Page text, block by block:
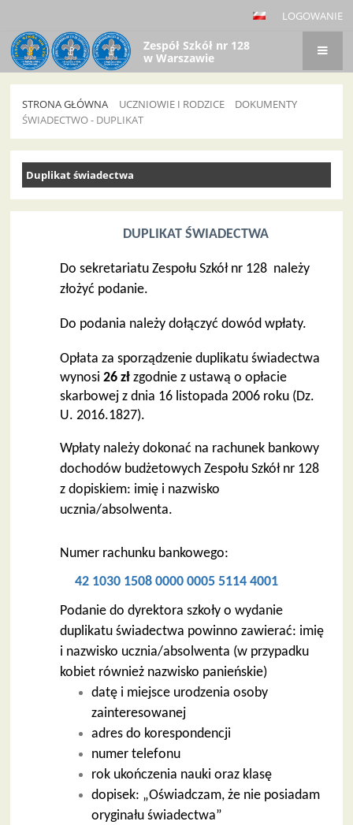
LOGOWANIE
Zespół Szkół nr 128
w Warszawie
STRONA GŁÓWNA UCZNIOWIE I RODZICE
DOKUMENTY
ŚWIADECTWO - DUPLIKAT
Świadectwo
duplikat
Duplikat świadectwa
DUPLIKAT ŚWIADECTWA
Do sekretariatu Zespołu Szkół nr 128 należy
złożyć podanie.
Do podania należy dołączyć dowód wpłaty.
Opłata za sporządzenie duplikatu świadectwa
wynosi26 złzgodnie z ustawą o opłacie
skarbowej z dnia 16 listopada 2006 roku (Dz.
U. 2016.1827).
Wpłaty należy dokonać na rachunek bankowy
dochodów budżetowych Zespołu Szkół nr 128
z dopiskiem: imię i nazwisko
ucznia/absolwenta.
Numer rachunku bankowego:
42 1030 1508 0000 0005 5114 4001
Podanie do dyrektora szkoły o wydanie
duplikatu świadectwa powinno zawierać: imię
i nazwisko ucznia/absolwenta (w przypadku
kobiet również nazwisko panieńskie)
datę i miejsce urodzenia osoby
zainteresowanej
adres do korespondencji
numer telefonu
rok ukończenia nauki oraz klasę
dopisek: „Oświadczam, że nie posiadam
oryginału świadectwa”